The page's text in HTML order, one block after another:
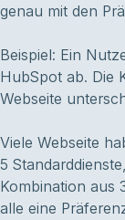
genau mit den
Beispiel: Ein
HubSpot ab. Die
Webseite
Viele Webseite
5
Kombination aus
alle eine